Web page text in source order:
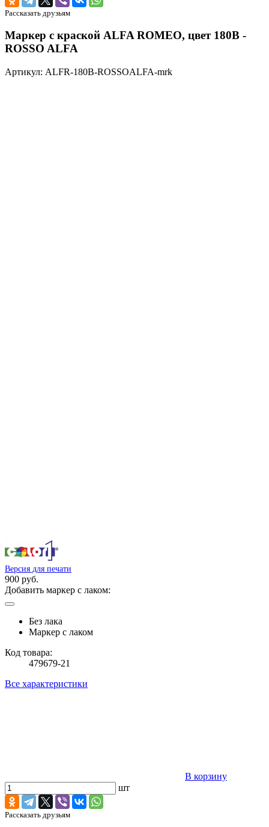
Рассказать друзьям
Маркер с краской ALFA ROMEO, цвет 180B -
ROSSO ALFA
Артикул: ALFR-180B-ROSSOALFA-mrk
Версия для печати
900 руб.
Добавить маркер с лаком:
Без лака
Маркер с лаком
Код товара:
479679-21
Все характеристики
В корзину
шт
Рассказать друзьям